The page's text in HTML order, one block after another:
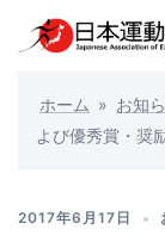
ホーム » お知
よび優秀賞・奨
2017年6月17日